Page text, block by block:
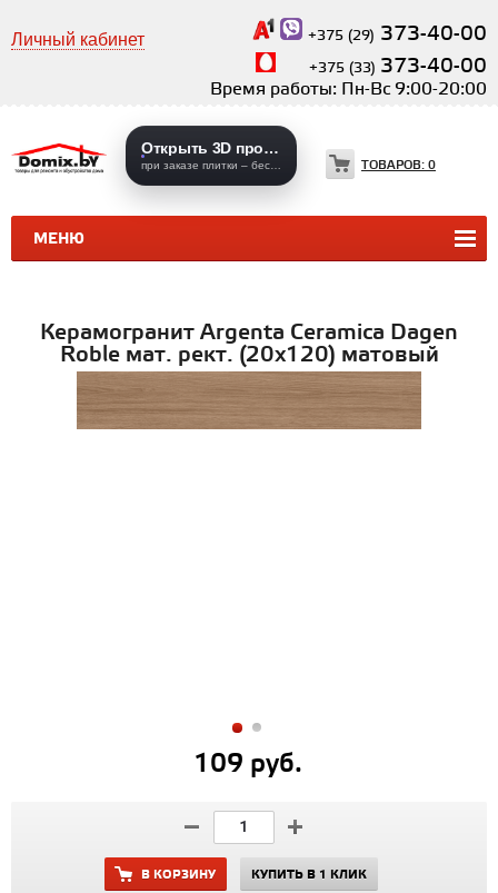
Личный кабинет +375 (29) 373-40-00
+375 (33) 373-40-00
Время работы: Пн-Вс 9:00-20:00
МЕНЮ
Открыть 3D проекты
ТОВАРОВ: 0
КЕРАМИЧЕСКАЯ ПЛИТКА
Керамогранит Argenta Ceramica Dagen
Roble мат. рект. (20х120) матовый
109 руб.
В КОРЗИНУ КУПИТЬ В 1 КЛИК